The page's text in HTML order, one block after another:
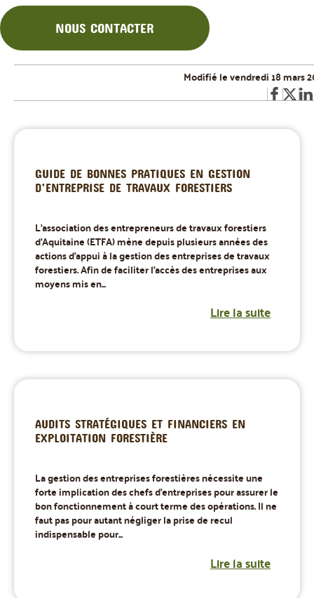
NOUS CONTACTER
Modifié le vendredi 18 mars
GUIDE DE BONNES PRATIQUES EN GESTION
D’ENTREPRISE DE TRAVAUX FORESTIERS
L'association des entrepreneurs de travaux forestiers
d'Aquitaine (ETFA) mène depuis plusieurs années des
actions d’appui à la gestion des entreprises de travaux
forestiers. Afin de faciliter l’accès des entreprises aux
moyens mis en...
Lire la suite
AUDITS STRATÉGIQUES ET FINANCIERS EN
EXPLOITATION FORESTIÈRE
La gestion des entreprises forestières nécessite une
forte implication des chefs d'entreprises pour assurer le
bon fonctionnement à court terme des opérations. Il ne
faut pas pour autant négliger la prise de recul
indispensable pour...
Lire la suite